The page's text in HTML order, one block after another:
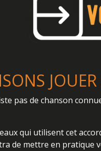
pas de chanson
qui utilisent cet
de mettre en pratique